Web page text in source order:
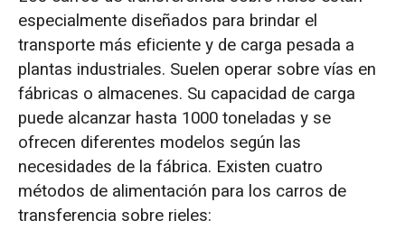
especialmente diseñados para brindar el
transporte más eficiente y de carga pesada a
plantas industriales. Suelen operar sobre vías en
fábricas o almacenes. Su capacidad de carga
puede alcanzar hasta 1000 toneladas y se
ofrecen diferentes modelos según las
necesidades de la fábrica. Existen cuatro
métodos de alimentación para los carros de
transferencia sobre rieles: